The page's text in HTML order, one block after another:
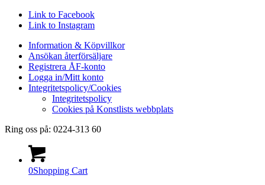
Link to Facebook
Link to Instagram
Information & Köpvillkor
Ansökan återförsäljare
Registrera ÅF-konto
Logga in/Mitt konto
Integritetspolicy/Cookies
Integritetspolicy
Cookies på Konstlists webbplats
Ring oss på: 0224-313 60
0Shopping Cart